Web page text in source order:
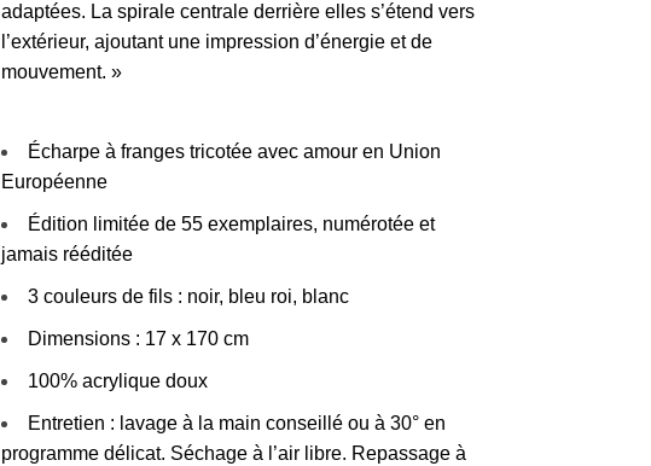
adaptées. La spirale centrale derrière elles s’étend vers
l’extérieur, ajoutant une impression d’énergie et de
mouvement. »
Écharpe à franges tricotée avec amour en Union
Européenne
Édition limitée de 55 exemplaires, numérotée et
jamais rééditée
3 couleurs de fils : noir, bleu roi, blanc
Dimensions : 17 x 170 cm
100% acrylique doux
Entretien : lavage à la main conseillé ou à 30° en
programme délicat. Séchage à l’air libre. Repassage à